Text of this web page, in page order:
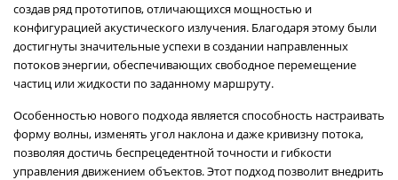
создав ряд прототипов, отличающихся мощностью и
конфигурацией акустического излучения. Благодаря этому были
достигнуты значительные успехи в создании направленных
потоков энергии, обеспечивающих свободное перемещение
частиц или жидкости по заданному маршруту.
Особенностью нового подхода является способность настраивать
форму волны, изменять угол наклона и даже кривизну потока,
позволяя достичь беспрецедентной точности и гибкости
управления движением объектов. Этот подход позволит внедрить